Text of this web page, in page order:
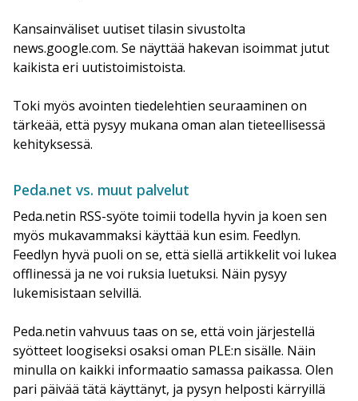
Kansainväliset uutiset tilasin sivustolta
news.google.com. Se näyttää hakevan isoimmat jutut
kaikista eri uutistoimistoista.
Toki myös avointen tiedelehtien seuraaminen on
tärkeää, että pysyy mukana oman alan tieteellisessä
kehityksessä.
Peda.net vs. muut palvelut
Peda.netin RSS-syöte toimii todella hyvin ja koen sen
myös mukavammaksi käyttää kun esim. Feedlyn.
Feedlyn hyvä puoli on se, että siellä artikkelit voi lukea
offlinessä ja ne voi ruksia luetuksi. Näin pysyy
lukemisistaan selvillä.
Peda.netin vahvuus taas on se, että voin järjestellä
syötteet loogiseksi osaksi oman PLE:n sisälle. Näin
minulla on kaikki informaatio samassa paikassa. Olen
pari päivää tätä käyttänyt, ja pysyn helposti kärryillä